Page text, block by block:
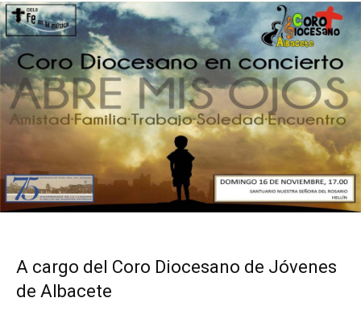
A cargo del Coro Diocesano de Jóvenes
de Albacete